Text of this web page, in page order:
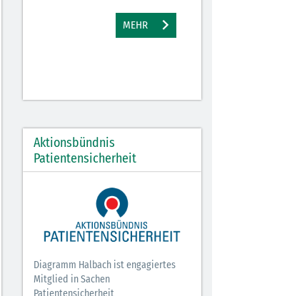
MEHR
Aktionsbündnis
Patientensicherheit
Diagramm Halbach ist engagiertes
Mitglied in Sachen
Patientensicherheit